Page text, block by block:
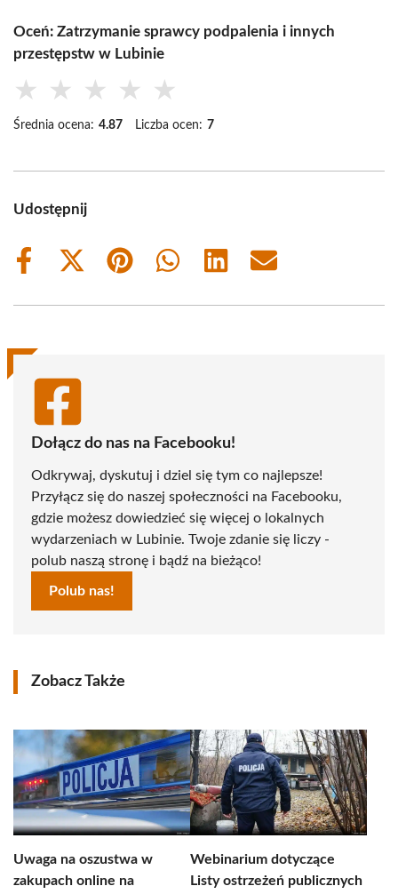
Oceń: Zatrzymanie sprawcy podpalenia i innych
przestępstw w Lubinie
★ ★ ★ ★ ★
Średnia ocena: 4.87 Liczba ocen: 7
Udostępnij
Share
Share
(Twitter)
Share
Share
Share
Share
Dołącz do nas na Facebooku!
Odkrywaj, dyskutuj i dziel się tym co najlepsze!
Przyłącz się do naszej społeczności na Facebooku,
gdzie możesz dowiedzieć się więcej o lokalnych
wydarzeniach w Lubinie. Twoje zdanie się liczy -
polub naszą stronę i bądź na bieżąco!
Polub nas!
Zobacz Także
Uwaga na oszustwa w
zakupach online na
Webinarium dotyczące
Listy ostrzeżeń publicznych